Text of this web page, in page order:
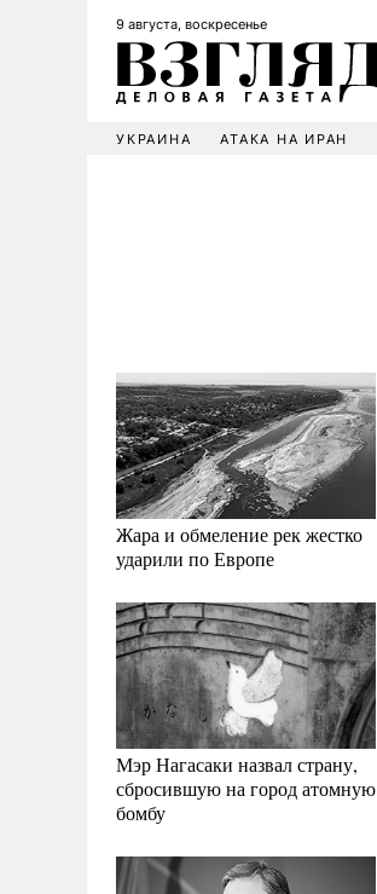
9 августа, воскресенье
УКРАИНА АТАКА НА ИРАН
Жара и обмеление рек жестко
ударили по Европе
Мэр Нагасаки назвал страну,
сбросившую на город атомную
бомбу